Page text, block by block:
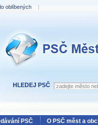
HLEDEJ PSČ
PSČ O PSČ měst a
oblíbených |